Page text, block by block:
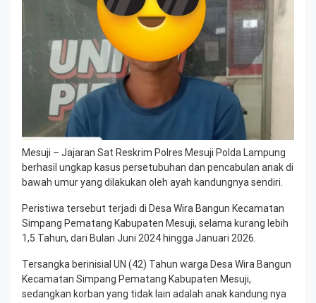
Mesuji – Jajaran Sat Reskrim Polres Mesuji Polda Lampung
berhasil ungkap kasus persetubuhan dan pencabulan anak di
bawah umur yang dilakukan oleh ayah kandungnya sendiri.
Peristiwa tersebut terjadi di Desa Wira Bangun Kecamatan
Simpang Pematang Kabupaten Mesuji, selama kurang lebih
1,5 Tahun, dari Bulan Juni 2024 hingga Januari 2026.
Tersangka berinisial UN (42) Tahun warga Desa Wira Bangun
Kecamatan Simpang Pematang Kabupaten Mesuji,
sedangkan korban yang tidak lain adalah anak kandung nya